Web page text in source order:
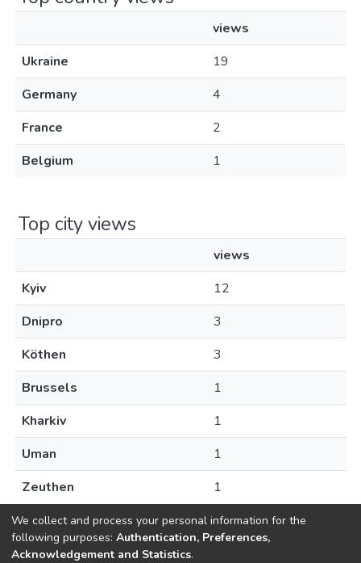
views
Ukraine
19
Germany
4
France
2
Belgium
1
Top city views
views
Kyiv
12
Dnipro
3
Köthen
3
Brussels
1
Kharkiv
1
Uman
1
Zeuthen
1
We collect and process your personal information for the
following purposes: Authentication, Preferences,
Acknowledgement and Statistics.